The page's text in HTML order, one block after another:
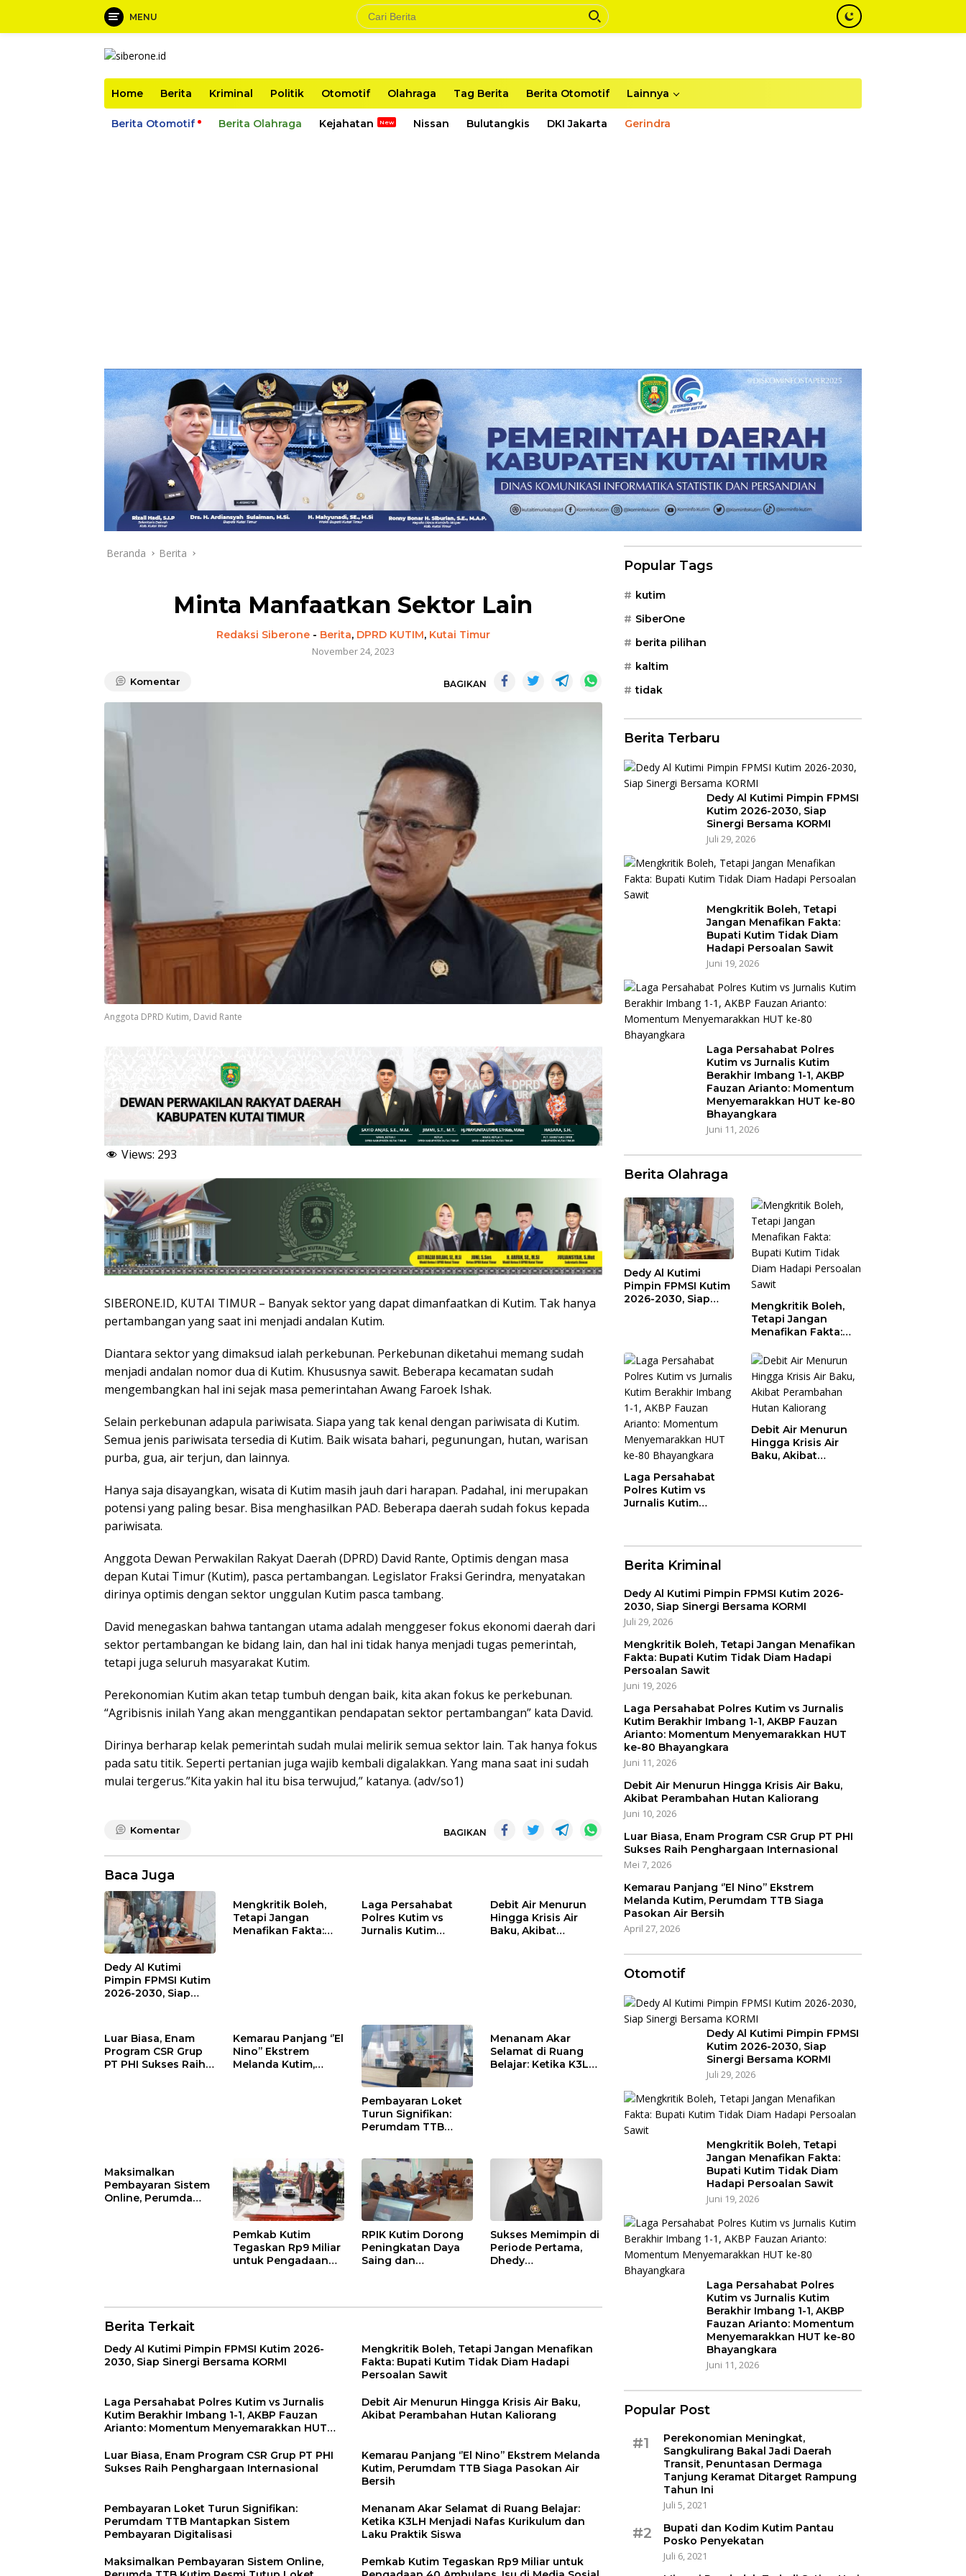
MENU
Home Berita Kriminal Politik Otomotif Olahraga Tag Berita Berita Otomotif Lainnya
Berita Otomotif Berita Olahraga Kejahatan Nissan Bulutangkis DKI Jakarta Gerindra
Beranda Berita
Minta Manfaatkan Sektor Lain
Redaksi Siberone- Berita, DPRD KUTIM, Kutai Timur
November 24, 2023
Komentar BAGIKAN
Anggota DPRD Kutim, David Rante
Views: 293
SIBERONE.ID, KUTAI TIMUR – Banyak sektor yang dapat dimanfaatkan di Kutim. Tak hanya
pertambangan yang saat ini menjadi andalan Kutim.
Diantara sektor yang dimaksud ialah perkebunan. Perkebunan diketahui memang sudah
menjadi andalan nomor dua di Kutim. Khususnya sawit. Beberapa kecamatan sudah
mengembangkan hal ini sejak masa pemerintahan Awang Faroek Ishak.
Selain perkebunan adapula pariwisata. Siapa yang tak kenal dengan pariwisata di Kutim.
Semua jenis pariwisata tersedia di Kutim. Baik wisata bahari, pegunungan, hutan, warisan
purba, gua, air terjun, dan lainnya.
Hanya saja disayangkan, wisata di Kutim masih jauh dari harapan. Padahal, ini merupakan
potensi yang paling besar. Bisa menghasilkan PAD. Beberapa daerah sudah fokus kepada
pariwisata.
Anggota Dewan Perwakilan Rakyat Daerah (DPRD) David Rante, Optimis dengan masa
depan Kutai Timur (Kutim), pasca pertambangan. Legislator Fraksi Gerindra, menyatakan
dirinya optimis dengan sektor unggulan Kutim pasca tambang.
David menegaskan bahwa tantangan utama adalah menggeser fokus ekonomi daerah dari
sektor pertambangan ke bidang lain, dan hal ini tidak hanya menjadi tugas pemerintah,
tetapi juga seluruh masyarakat Kutim.
Perekonomian Kutim akan tetap tumbuh dengan baik, kita akan fokus ke perkebunan.
“Agribisnis inilah Yang akan menggantikan pendapatan sektor pertambangan” kata David.
Dirinya berharap kelak pemerintah sudah mulai melirik semua sektor lain. Tak hanya fokus
pada satu titik. Seperti pertanian juga wajib kembali digalakkan. Yang mana saat ini sudah
mulai tergerus.”Kita yakin hal itu bisa terwujud,” katanya. (adv/so1)
Komentar BAGIKAN
Baca Juga
Dedy Al Kutimi
Pimpin FPMSI Kutim
2026-2030, Siap
Mengkritik Boleh,
Tetapi Jangan
Menafikan Fakta:
Laga Persahabat
Polres Kutim vs
Jurnalis Kutim
Debit Air Menurun
Hingga Krisis Air
Baku, Akibat
Luar Biasa, Enam
Program CSR Grup
PT PHI Sukses Raih
Kemarau Panjang ‘’El
Nino’’ Ekstrem
Melanda Kutim,
Pembayaran Loket
Turun Signifikan:
Perumdam TTB
Digitalisasi
Menanam Akar
Selamat di Ruang
Belajar: Ketika K3LH
Maksimalkan
Pembayaran Sistem
Online, Perumda
Pemkab Kutim
Tegaskan Rp9 Miliar
untuk Pengadaan
RPIK Kutim Dorong
Peningkatan Daya
Saing dan
Sukses Memimpin di
Periode Pertama,
Dhedy
2028
Berita Terkait
Dedy Al Kutimi Pimpin FPMSI Kutim 2026-
2030, Siap Sinergi Bersama KORMI
Mengkritik Boleh, Tetapi Jangan Menafikan
Fakta: Bupati Kutim Tidak Diam Hadapi
Persoalan Sawit
Laga Persahabat Polres Kutim vs Jurnalis
Kutim Berakhir Imbang 1-1, AKBP Fauzan
Arianto: Momentum Menyemarakkan HUT
Debit Air Menurun Hingga Krisis Air Baku,
Akibat Perambahan Hutan Kaliorang
Luar Biasa, Enam Program CSR Grup PT PHI
Sukses Raih Penghargaan Internasional
Kemarau Panjang ‘’El Nino’’ Ekstrem Melanda
Kutim, Perumdam TTB Siaga Pasokan Air
Bersih
Pembayaran Loket Turun Signifikan:
Perumdam TTB Mantapkan Sistem
Pembayaran Digitalisasi
Menanam Akar Selamat di Ruang Belajar:
Ketika K3LH Menjadi Nafas Kurikulum dan
Laku Praktik Siswa
Maksimalkan Pembayaran Sistem Online,
Pemkab Kutim Tegaskan Rp9 Miliar untuk
Popular Tags
kutim
SiberOne
berita pilihan
kaltim
tidak
Berita Terbaru
Dedy Al Kutimi Pimpin FPMSI
Kutim 2026-2030, Siap
Sinergi Bersama KORMI
Juli 29, 2026
Mengkritik Boleh, Tetapi
Jangan Menafikan Fakta:
Bupati Kutim Tidak Diam
Hadapi Persoalan Sawit
Juni 19, 2026
Laga Persahabat Polres
Kutim vs Jurnalis Kutim
Berakhir Imbang 1-1, AKBP
Fauzan Arianto: Momentum
Menyemarakkan HUT ke-80
Bhayangkara
Juni 11, 2026
Berita Olahraga
Dedy Al Kutimi
Pimpin FPMSI Kutim
2026-2030, Siap
Mengkritik Boleh,
Tetapi Jangan
Menafikan Fakta:
Diam Hadapi
Persoalan Sawit
Laga Persahabat
Polres Kutim vs
Jurnalis Kutim
HUT ke-80
Debit Air Menurun
Hingga Krisis Air
Baku, Akibat
Berita Kriminal
Dedy Al Kutimi Pimpin FPMSI Kutim 2026-
2030, Siap Sinergi Bersama KORMI
Juli 29, 2026
Mengkritik Boleh, Tetapi Jangan Menafikan
Fakta: Bupati Kutim Tidak Diam Hadapi
Persoalan Sawit
Juni 19, 2026
Laga Persahabat Polres Kutim vs Jurnalis
Kutim Berakhir Imbang 1-1, AKBP Fauzan
Arianto: Momentum Menyemarakkan HUT
ke-80 Bhayangkara
Juni 11, 2026
Debit Air Menurun Hingga Krisis Air Baku,
Akibat Perambahan Hutan Kaliorang
Juni 10, 2026
Luar Biasa, Enam Program CSR Grup PT PHI
Sukses Raih Penghargaan Internasional
Mei 7, 2026
Kemarau Panjang ‘’El Nino’’ Ekstrem
Melanda Kutim, Perumdam TTB Siaga
Pasokan Air Bersih
April 27, 2026
Otomotif
Dedy Al Kutimi Pimpin FPMSI
Kutim 2026-2030, Siap
Sinergi Bersama KORMI
Juli 29, 2026
Mengkritik Boleh, Tetapi
Jangan Menafikan Fakta:
Bupati Kutim Tidak Diam
Hadapi Persoalan Sawit
Juni 19, 2026
Laga Persahabat Polres
Kutim vs Jurnalis Kutim
Berakhir Imbang 1-1, AKBP
Fauzan Arianto: Momentum
Menyemarakkan HUT ke-80
Bhayangkara
Juni 11, 2026
Popular Post
#1
Perekonomian Meningkat,
Sangkulirang Bakal Jadi Daerah
Transit, Penuntasan Dermaga
Tanjung Keramat Ditarget Rampung
Tahun Ini
Juli 5, 2021
#2
Bupati dan Kodim Kutim Pantau
Posko Penyekatan
Juli 6, 2021